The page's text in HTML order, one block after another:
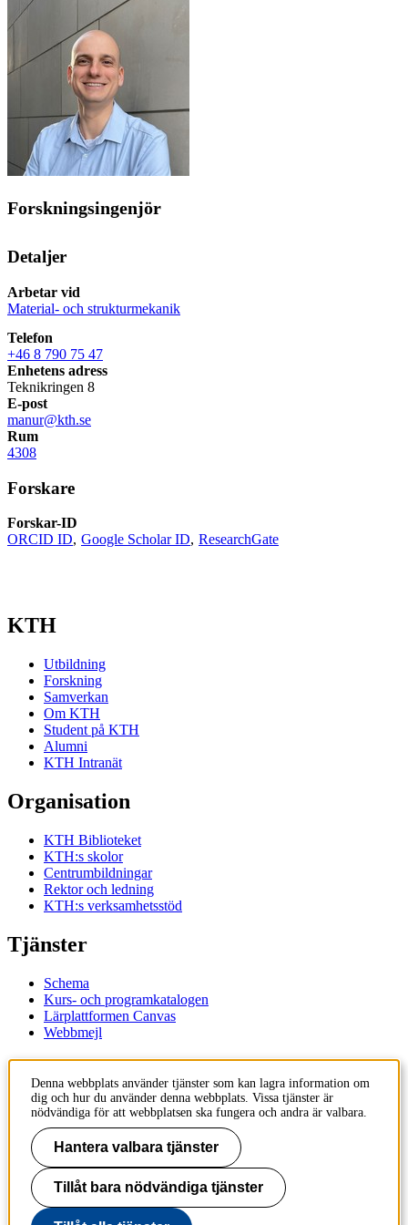
Forskningsingenjör
Detaljer
Arbetar vid
Material- och strukturmekanik
Telefon
+46 8 790 75 47
Enhetens adress
Teknikringen 8
E-post
manur@kth.se
Rum
4308
Forskare
Forskar-ID
ORCID ID Google Scholar ID ResearchGate
KTH
Utbildning
Forskning
Samverkan
Om KTH
Student på KTH
Alumni
KTH Intranät
Organisation
KTH Biblioteket
KTH:s skolor
Centrumbildningar
Rektor och ledning
KTH:s verksamhetsstöd
Tjänster
Schema
Kurs- och programkatalogen
Lärplattformen Canvas
Webbmejl
Kontakt
KTH
100 44 Stockholm
+46 8 790 60 00
Kontakta KTH
Jobba på KTH
Press och media
Denna webbplats använder tjänster som kan lagra information om
dig och hur du använder denna webbplats. Vissa tjänster är
nödvändiga för att webbplatsen ska fungera och andra är valbara.
Hantera valbara tjänster
Tillåt bara nödvändiga tjänster